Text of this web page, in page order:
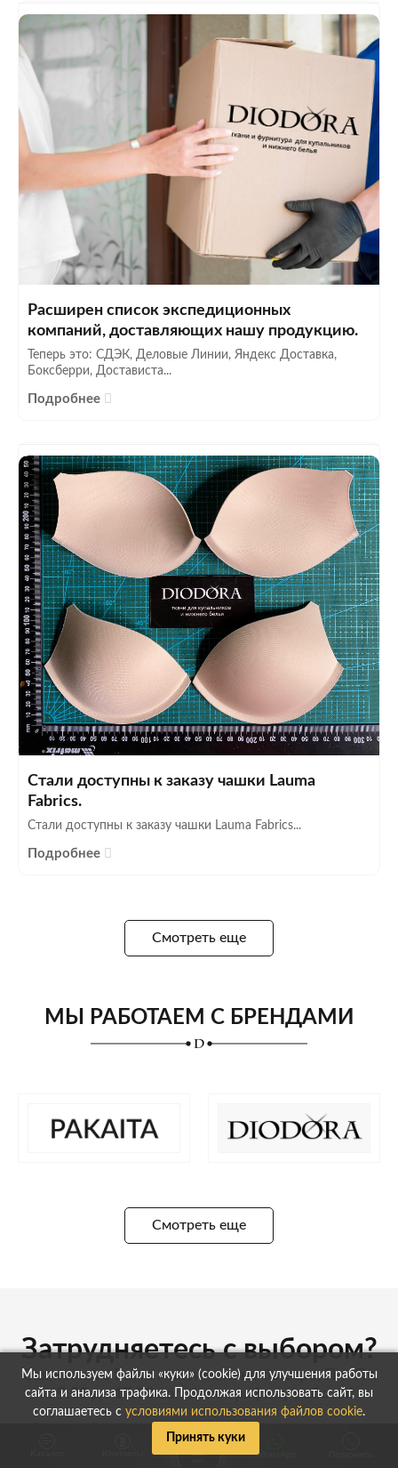
WhatsApp
Расширен список экспедиционных
компаний, доставляющих нашу продукцию.
Теперь это: СДЭК, Деловые Линии, Яндекс Доставка,
Боксберри, Достависта...
Подробнее
Стали доступны к заказу чашки Lauma
Fabrics.
Стали доступны к заказу чашки Lauma Fabrics...
Подробнее
Смотреть еще
МЫ РАБОТАЕМ С БРЕНДАМИ
Смотреть еще
Затрудняетесь с выбором?
Свяжемся с Вами максимально быстро, Пн.-Пт.
с 9:00 до 17:00 согласно графику работы!
Мы используем файлы «куки» (cookie) для улучшения работы
сайта и анализа трафика. Продолжая использовать сайт, вы
соглашаетесь с условиями использования файлов cookie.
Принять куки